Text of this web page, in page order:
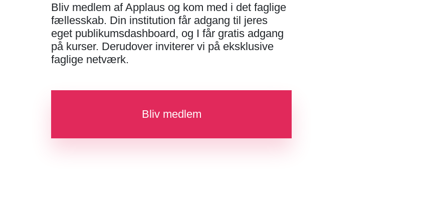
Bliv medlem af Applaus og kom med i det faglige
fællesskab. Din institution får adgang til jeres
eget publikumsdashboard, og I får gratis adgang
på kurser. Derudover inviterer vi på eksklusive
faglige netværk.
Bliv medlem